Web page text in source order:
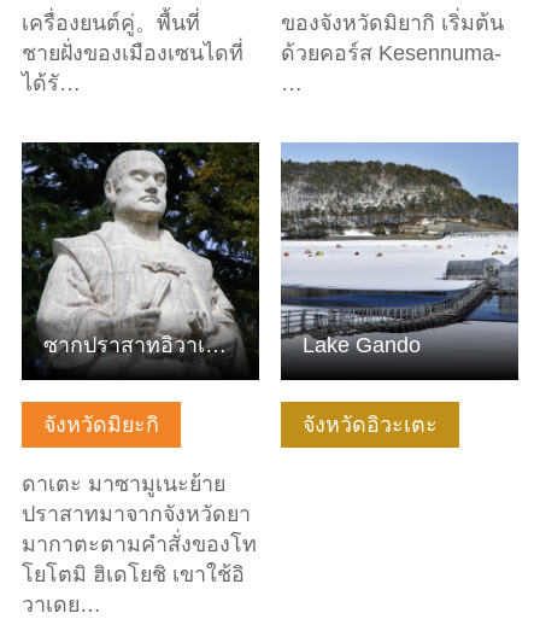
เครื่องยนต์คู่。พื้นที่
ชายฝั่งของเมืองเซนไดที่
ได้รั…
ของจังหวัดมิยากิ เริ่มต้น
ด้วยคอร์ส Kesennuma-
…
จังหวัดมิยะกิ
ดาเตะ มาซามูเนะย้าย
ปราสาทมาจากจังหวัดยา
มากาตะตามคำสั่งของโท
โยโตมิ ฮิเดโยชิ เขาใช้อิ
วาเดย…
ดูข้อมูลพื้นฐาน
ซากปราสาทอิวาเดยามะ (สวนชิโรยามะ)
จังหวัดอิวะเตะ
ดูข้อมูลพื้นฐาน
Lake Gando